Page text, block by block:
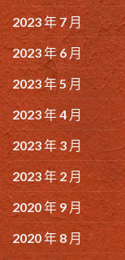
2023 年 7 月
2023 年 6 月
2023 年 5 月
2023 年 4 月
2023 年 3 月
2023 年 2 月
2020 年 9 月
2020 年 8 月